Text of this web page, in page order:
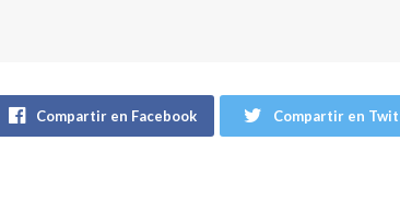
Compartir en Facebook Compartir en